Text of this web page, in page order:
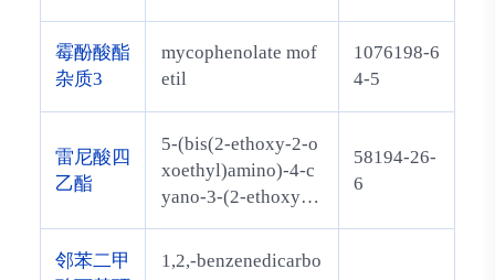
烷
霉酚酸酯
杂质3
mycophenolate mof
etil
1076198-6
4-5
雷尼酸四
乙酯
5-(bis(2-ethoxy-2-o
xoethyl)amino)-4-c
yano-3-(2-ethoxy-2-
2-carboxylate
58194-26-
6
邻苯二甲
1,2,-benzenedicarbo